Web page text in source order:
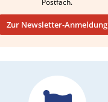
Zur Newsletter-Anmeldung